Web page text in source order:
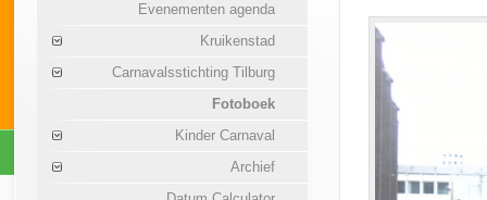
Evenementen agenda
Kruikenstad
Carnavalsstichting Tilburg
Fotoboek
Kinder Carnaval
Archief